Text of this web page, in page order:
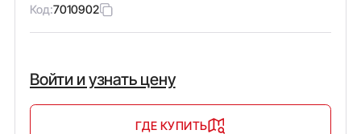
Код:7010902
Войти и узнать цену
ГДЕ КУПИТЬ